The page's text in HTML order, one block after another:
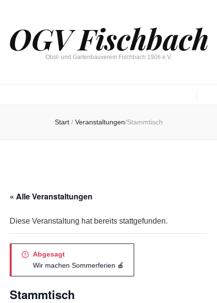
OGV Fischbach
Obst- und Gartenbauverein Fischbach 1906 e.V.
Start / Veranstaltungen/Stammtisch
« Alle Veranstaltungen
Diese Veranstaltung hat bereits stattgefunden.
Abgesagt
Wir machen Sommerferien 🍎
Stammtisch